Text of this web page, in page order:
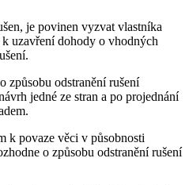
je povinen vyzvat vlastníka
uzavření dohody o vhodných
způsobu odstranění rušení
jedné ze stran a po projednání
k povaze věci v působnosti
o způsobu odstranění rušení